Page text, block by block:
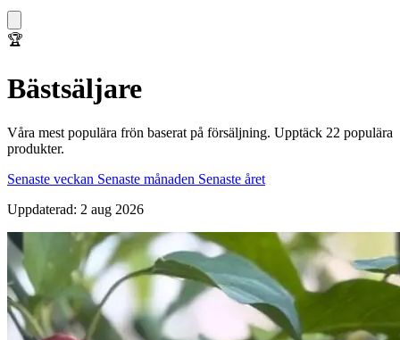
🏆
Bästsäljare
Våra mest populära frön baserat på försäljning. Upptäck 22 populära
produkter.
Senaste veckan Senaste månaden Senaste året
Uppdaterad: 2 aug 2026